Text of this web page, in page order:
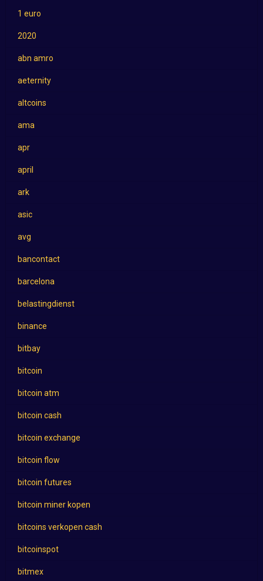
1 euro
2020
abn amro
aeternity
altcoins
ama
apr
april
ark
asic
avg
bancontact
barcelona
belastingdienst
binance
bitbay
bitcoin
bitcoin atm
bitcoin cash
bitcoin exchange
bitcoin flow
bitcoin futures
bitcoin miner kopen
bitcoins verkopen cash
bitcoinspot
bitmex